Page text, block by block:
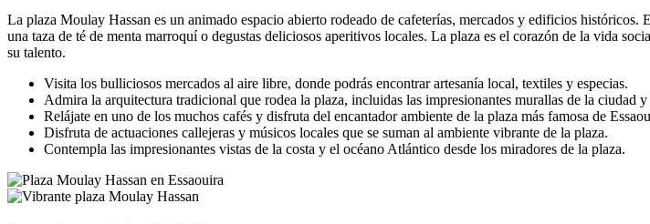
La plaza Moulay Hassan es un animado espacio abierto rodeado de cafeterías, mercados y edificios
una taza de té de menta marroquí o degustas deliciosos aperitivos locales. La plaza es el corazón de la vida
su talento.
Visita los bulliciosos mercados al aire libre, donde podrás encontrar artesanía local, textiles y especias.
Admira la arquitectura tradicional que rodea la plaza, incluidas las impresionantes murallas de la ciudad
Relájate en uno de los muchos cafés y disfruta del encantador ambiente de la plaza más famosa de
Disfruta de actuaciones callejeras y músicos locales que se suman al ambiente vibrante de la plaza.
Contempla las impresionantes vistas de la costa y el océano Atlántico desde los miradores de la plaza.